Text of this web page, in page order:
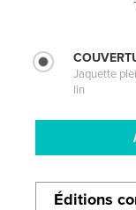
Jaquette
lin
Éditions